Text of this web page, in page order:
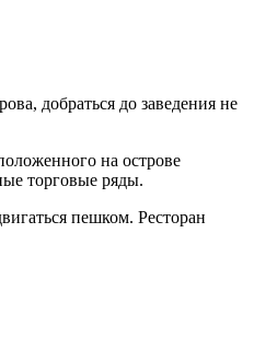
добраться до заведения не
на острове
торговые ряды.
пешком. Ресторан